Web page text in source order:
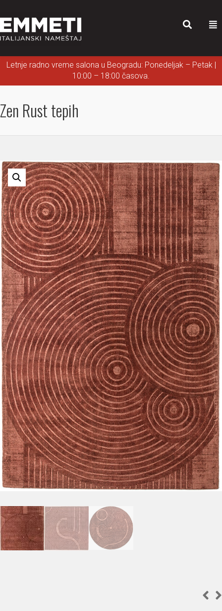
Letnje radno vreme salona u Beogradu: Ponedeljak – Petak |
10:00 – 18:00 časova.
Zen Rust tepih